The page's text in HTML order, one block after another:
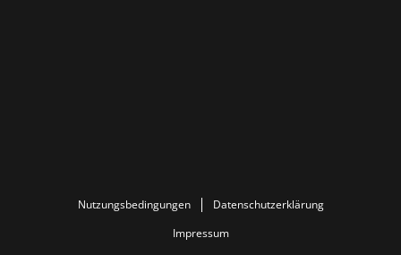
Nutzungsbedingungen
Datenschutzerklärung
Impressum